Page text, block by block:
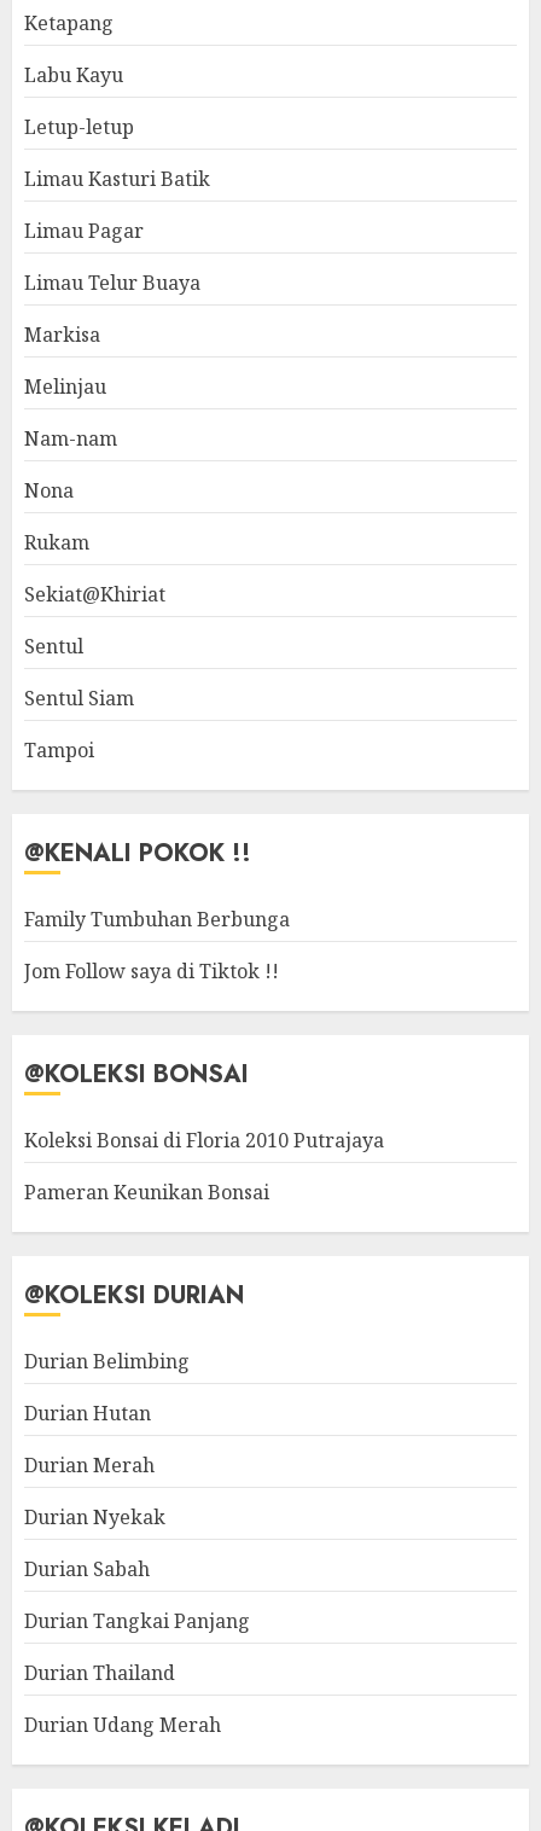
Ketapang
Labu Kayu
Letup-letup
Limau Kasturi Batik
Limau Pagar
Limau Telur Buaya
Markisa
Melinjau
Nam-nam
Nona
Rukam
Sekiat@Khiriat
Sentul
Sentul Siam
Tampoi
@KENALI POKOK !!
Family Tumbuhan Berbunga
Jom Follow saya di Tiktok !!
@KOLEKSI BONSAI
Koleksi Bonsai di Floria 2010 Putrajaya
Pameran Keunikan Bonsai
@KOLEKSI DURIAN
Durian Belimbing
Durian Hutan
Durian Merah
Durian Nyekak
Durian Sabah
Durian Tangkai Panjang
Durian Thailand
Durian Udang Merah